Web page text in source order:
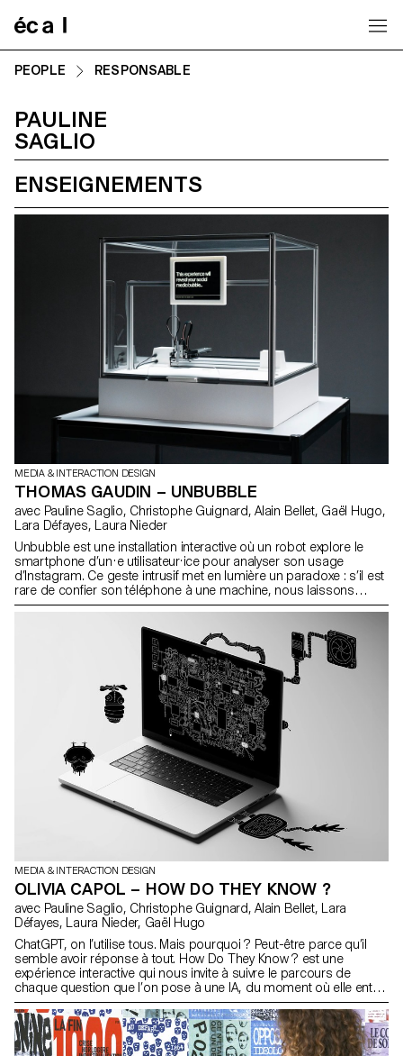
PEOPLE RESPONSABLE
PAULINE
SAGLIO
ENSEIGNEMENTS
MEDIA & INTERACTION DESIGN
THOMAS GAUDIN – UNBUBBLE
avec Pauline Saglio, Christophe Guignard, Alain Bellet, Gaël Hugo,
Lara Défayes, Laura Nieder
Unbubble est une installation interactive où un robot explore le
smartphone d’un·e utilisateur·ice pour analyser son usage
d’Instagram. Ce geste intrusif met en lumière un paradoxe : s’il est
rare de confier son téléphone à une machine, nous laissons
pourtant chaque jour les algorithmes collecter nos données. Nos
suggère et limite parfois l’horizon. Unbubble questionne
comment nos traces numériques construisent une image
fragmentée de nous-mêmes, utilisée pour orienter nos choix, nos
envies et notre attention. L’installation invite à prendre conscience
de ces logiques et ouvre un espace pour imaginer d’autres récits,
façons de naviguer et mondes à explorer au-delà des sentiers
tracés par les algorithmes.
MEDIA & INTERACTION DESIGN
OLIVIA CAPOL – HOW DO THEY KNOW ?
avec Pauline Saglio, Christophe Guignard, Alain Bellet, Lara
Défayes, Laura Nieder, Gaël Hugo
ChatGPT, on l’utilise tous. Mais pourquoi ? Peut-être parce qu’il
semble avoir réponse à tout. How Do They Know ? est une
expérience interactive qui nous invite à suivre le parcours de
chaque question que l’on pose à une IA, du moment où elle entre
dans le système jusqu’à ce qu’une vérité nous soit délivrée. Pour
nous accompagner au cœur des mécanismes des modèles de
langage, trois guides sont au choix. Leurs points de vue, parfois
opposés, se croisent, se contredisent. Et si la manière dont les